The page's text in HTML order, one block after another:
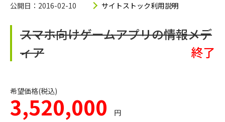
公開日：2016-02-10 サイトストック利用説明
スマホ向けゲームアプリの情報メデ
ィア
終了
希望価格(税込)
3,520,000 円